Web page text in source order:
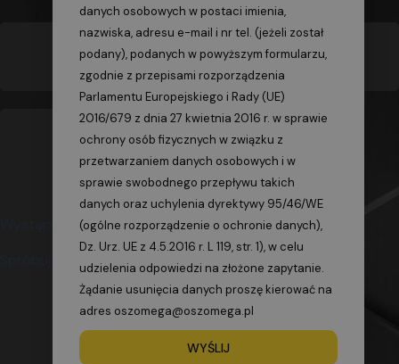
Kurs spawania elektrycznego – Sosnowiec
danych osobowych w postaci imienia,
nazwiska, adresu e-mail i nr tel. (jeżeli został
podany), podanych w powyższym formularzu,
zgodnie z przepisami rozporządzenia
Parlamentu Europejskiego i Rady (UE)
2016/679 z dnia 27 kwietnia 2016 r. w sprawie
ochrony osób fizycznych w związku z
przetwarzaniem danych osobowych i w
sprawie swobodnego przepływu takich
danych oraz uchylenia dyrektywy 95/46/WE
(ogólne rozporządzenie o ochronie danych),
Dz. Urz. UE z 4.5.2016 r. L 119, str. 1), w celu
udzielenia odpowiedzi na złożone zapytanie.
Żądanie usunięcia danych proszę kierować na
adres oszomega@oszomega.pl
WYŚLIJ